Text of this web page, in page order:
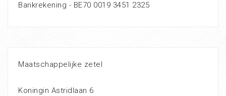
Bankrekening - BE70 0019 3451 2325
Maatschappelijke zetel
Koningin Astridlaan 6